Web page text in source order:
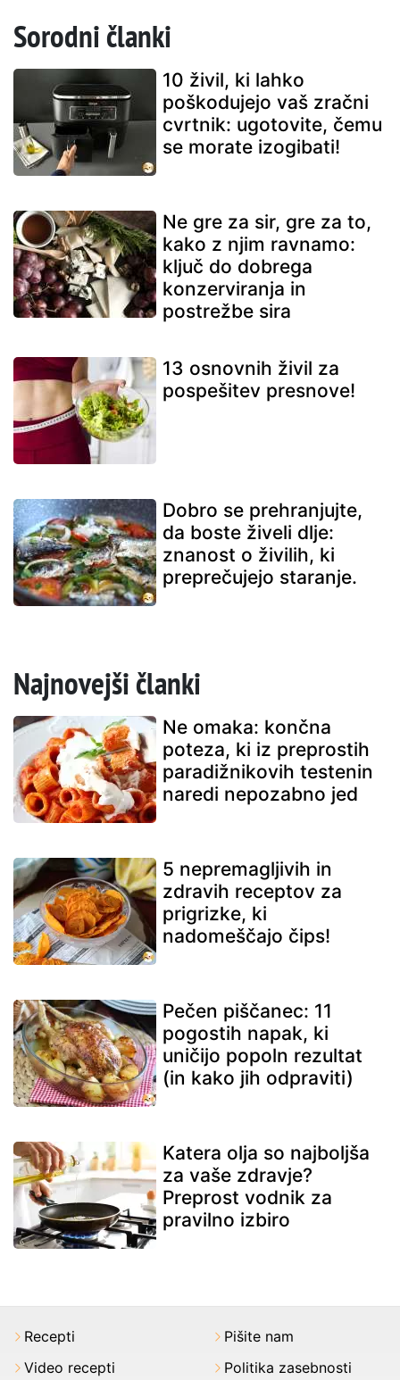
Sorodni članki
10 živil, ki lahko
poškodujejo vaš zračni
cvrtnik: ugotovite, čemu
se morate izogibati!
Ne gre za sir, gre za to,
kako z njim ravnamo:
ključ do dobrega
konzerviranja in
postrežbe sira
13 osnovnih živil za
pospešitev presnove!
Dobro se prehranjujte,
da boste živeli dlje:
znanost o živilih, ki
preprečujejo staranje.
Najnovejši članki
Ne omaka: končna
poteza, ki iz preprostih
paradižnikovih testenin
naredi nepozabno jed
5 nepremagljivih in
zdravih receptov za
prigrizke, ki
nadomeščajo čips!
Pečen piščanec: 11
pogostih napak, ki
uničijo popoln rezultat
(in kako jih odpraviti)
Katera olja so najboljša
za vaše zdravje?
Preprost vodnik za
pravilno izbiro
Recepti
Video recepti
Pišite nam
Politika zasebnosti